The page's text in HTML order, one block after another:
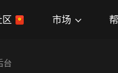
区 市场
台